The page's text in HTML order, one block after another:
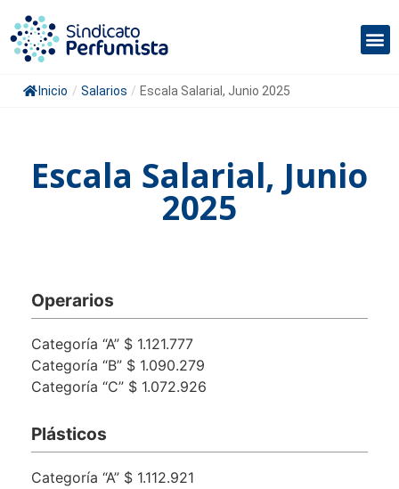
Inicio / Salarios / Escala Salarial, Junio 2025
Escala Salarial, Junio
2025
Operarios
Categoría “A” $ 1.121.777
Categoría “B” $ 1.090.279
Categoría “C” $ 1.072.926
Plásticos
Categoría “A” $ 1.112.921